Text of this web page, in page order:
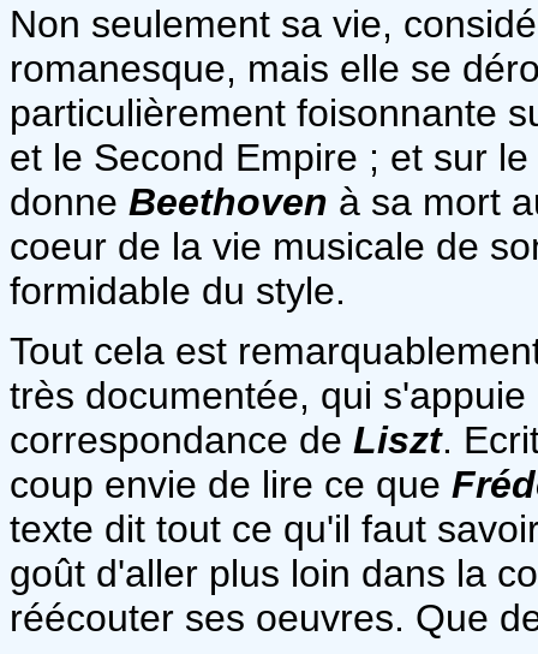
Non seulement sa vie,
romanesque, mais elle se
particulièrement foisonnante
et le Second Empire ; et sur
donne Beethoven à sa mort
coeur de la vie musicale de
formidable du style.
Tout cela est
très documentée, qui
correspondance de Liszt.
coup envie de lire ce que
texte dit tout ce qu'il faut
goût d'aller plus loin dans la
réécouter ses oeuvres. Que